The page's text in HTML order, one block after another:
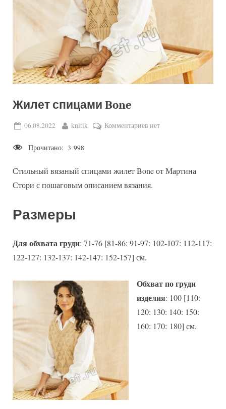
Жилет спицами Bone
Posted
06.08.2022 By
knitik Комментариевк
Bone
нет
Прочитано: 3 998
Стильный вязаный спицами жилет Bone от Мартина
Стори с пошаговым описанием вязания.
Размеры
Для обхвата груди: 71-76 [81-86: 91-97: 102-107: 112-117:
122-127: 132-137: 142-147: 152-157] см.
Обхват по груди
изделия: 100 [110:
120: 130: 140: 150:
160: 170: 180] см.